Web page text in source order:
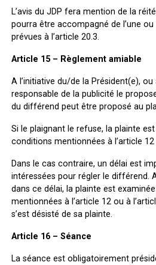
L’avis du JDP fera mention de la
pourra être accompagné de l’une
prévues à l’article 20.3.
Article 15 – Règlement amiable
A l’initiative du/de la Président(e),
responsable de la publicité le
du différend peut être proposé au
Si le plaignant le refuse, la plainte
conditions mentionnées à l’article 12
Dans le cas contraire, un délai est
intéressées pour régler le différend.
dans ce délai, la plainte est
mentionnées à l’article 12 ou à
s’est désisté de sa plainte.
Article 16 – Séance
La séance est obligatoirement